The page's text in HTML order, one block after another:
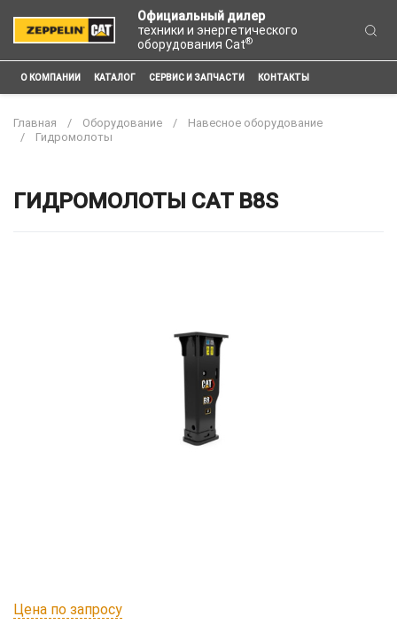
Официальный дилер
техники и энергетического
оборудования Cat®
О КОМПАНИИ КАТАЛОГ СЕРВИС И ЗАПЧАСТИ КОНТАКТЫ
Главная Оборудование
Навесное оборудование
Гидромолоты
ГИДРОМОЛОТЫ CAT B8S
Цена по запросу